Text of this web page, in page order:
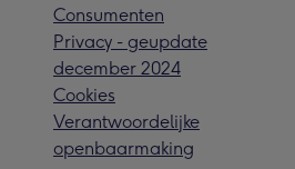
Consumenten
Privacy - geupdate
december 2024
Cookies
Verantwoordelijke
openbaarmaking